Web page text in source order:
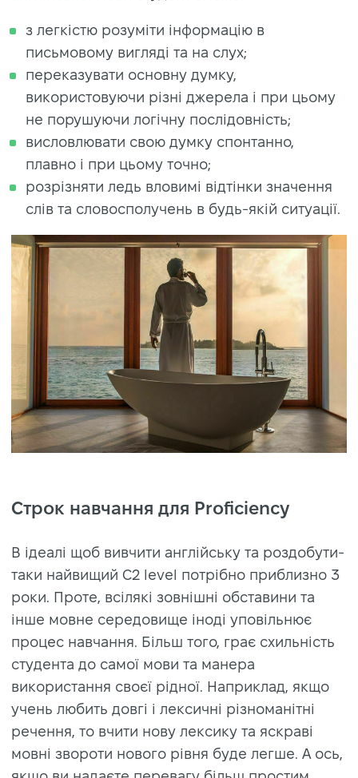
з легкістю розуміти інформацію в
письмовому вигляді та на слух;
переказувати основну думку,
використовуючи різні джерела і при цьому
не порушуючи логічну послідовність;
висловлювати свою думку спонтанно,
плавно і при цьому точно;
розрізняти ледь вловимі відтінки значення
слів та словосполучень в будь-якій ситуації.
Строк навчання для Proficiency
В ідеалі щоб вивчити англійську та роздобути-
таки найвищий C2 level потрібно приблизно 3
роки. Проте, всілякі зовнішні обставини та
інше мовне середовище іноді уповільнює
процес навчання. Більш того, грає схильність
студента до самої мови та манера
використання своєї рідної. Наприклад, якщо
учень любить довгі і лексичні різноманітні
речення, то вчити нову лексику та яскраві
мовні звороти нового рівня буде легше. А ось,